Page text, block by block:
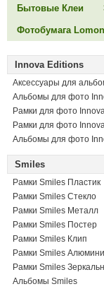
Бытовые Клеи
Фотобумага
Innova Editions
Аксессуары для
Альбомы для фото
Рамки для фото
Рамки для фото
Альбомы для фото
Smiles
Рамки Smiles Пластик
Рамки Smiles Стекло
Рамки Smiles Металл
Рамки Smiles Постер
Рамки Smiles Клип
Рамки Smiles
Рамки Smiles
Альбомы Smiles